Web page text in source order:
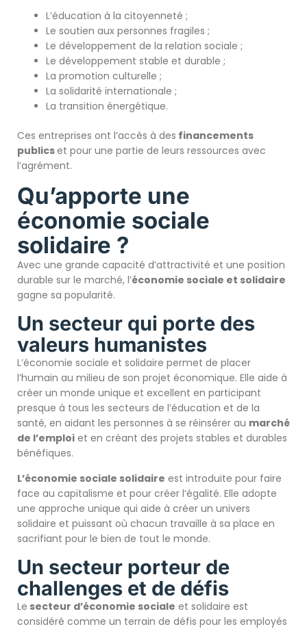
L’éducation à la citoyenneté ;
Le soutien aux personnes fragiles ;
Le développement de la relation sociale ;
Le développement stable et durable ;
La promotion culturelle ;
La solidarité internationale ;
La transition énergétique.
Ces entreprises ont l’accès à des financements
publicset pour une partie de leurs ressources avec
l’agrément.
Qu’apporte une
économie sociale
solidaire ?
Avec une grande capacité d’attractivité et une position
durable sur le marché, l’économie sociale et solidaire
gagne sa popularité.
Un secteur qui porte des
valeurs humanistes
L’économie sociale et solidaire permet de placer
l’humain au milieu de son projet économique. Elle aide à
créer un monde unique et excellent en participant
presque à tous les secteurs de l’éducation et de la
santé, en aidant les personnes à se réinsérer au marché
de l’emploi et en créant des projets stables et durables
bénéfiques.
L’économie sociale solidaire est introduite pour faire
face au capitalisme et pour créer l’égalité. Elle adopte
une approche unique qui aide à créer un univers
solidaire et puissant où chacun travaille à sa place en
sacrifiant pour le bien de tout le monde.
Un secteur porteur de
challenges et de défis
Le secteur d’économie sociale et solidaire est
considéré comme un terrain de défis pour les employés